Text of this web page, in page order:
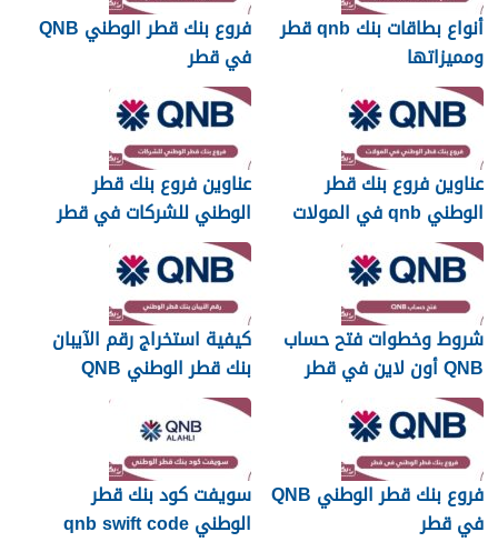
أنواع بطاقات بنك qnb قطر
ومميزاتها
فروع بنك قطر الوطني QNB
في قطر
عناوين فروع بنك قطر
الوطني qnb في المولات
في قطر
عناوين فروع بنك قطر
الوطني للشركات في قطر
شروط وخطوات فتح حساب
QNB أون لاين في قطر
كيفية استخراج رقم الآيبان
بنك قطر الوطني QNB
فروع بنك قطر الوطني QNB
في قطر
سويفت كود بنك قطر
الوطني qnb swift code